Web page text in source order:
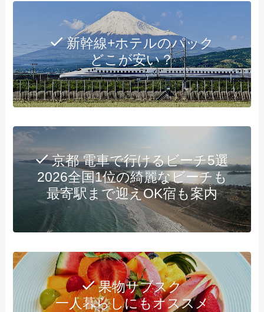
新幹線+ホテルのパック
どこが安い？
京都 電車で行けるビーチ5選
2026全国1位の綺麗なビーチも
最寄駅まで迎えOK宿も案内
果物サブスク
一人暮らしにもオススメ